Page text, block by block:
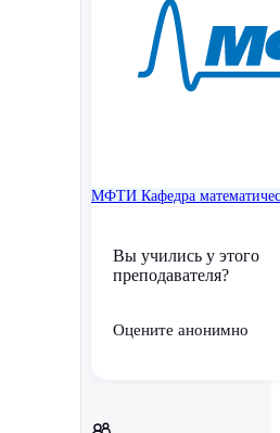
МФТИ Кафедра
Вы учились у этого
преподавателя?
Оцените анонимно